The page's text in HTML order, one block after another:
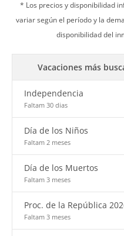
* Los precios y disponibilidad
variar según el período y la
disponibilidad del
Vacaciones más
Independencia
Faltam 30 dias
Día de los Niños
Faltam 2 meses
Día de los Muertos
Faltam 3 meses
Proc. de la República
Faltam 3 meses